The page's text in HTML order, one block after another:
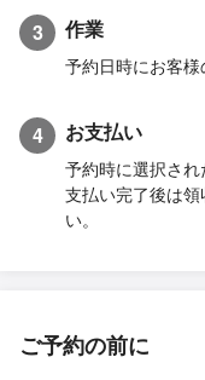
3 作業
予約日時にお客様
4 お支払い
予約時に選択さ
支払い完了後は
い。
ご予約の前に